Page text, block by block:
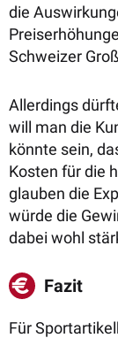
die
Schweizer
Allerdings
will man die
könnte sein,
Kosten für die
glauben die
würde die
dabei wohl
Fazit
Für